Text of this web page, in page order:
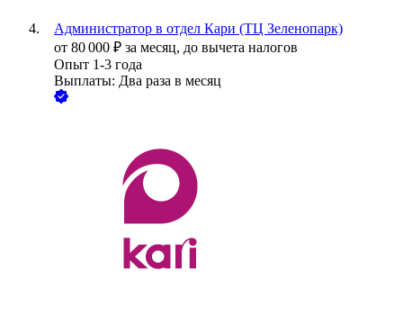
Администратор в отдел Кари (ТЦ Зеленопарк)
от 80 000 ₽ за месяц, до вычета налогов
Опыт 1-3 года
Выплаты: Два раза в месяц